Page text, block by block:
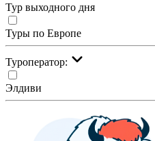
Тур выходного дня
Туры по Европе
Туроператор:
Элдиви